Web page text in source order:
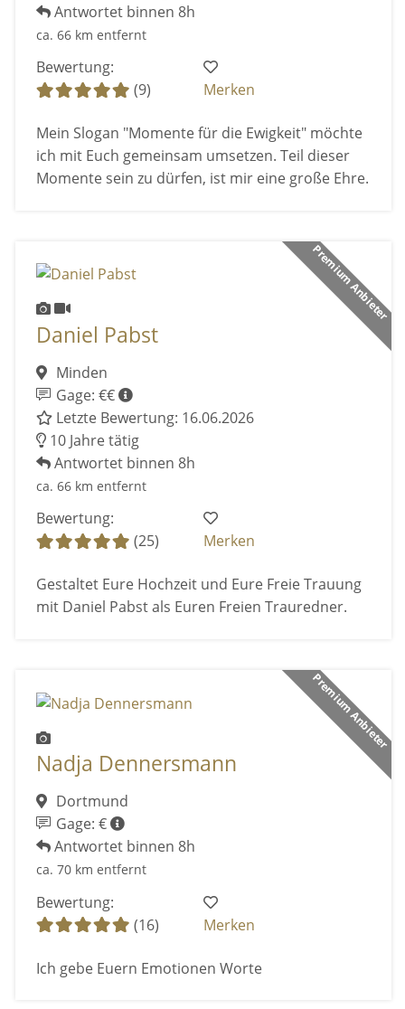
Antwortet binnen 8h
ca. 66 km entfernt
Bewertung:
(9)
Merken
Mein Slogan "Momente für die Ewigkeit" möchte
ich mit Euch gemeinsam umsetzen. Teil dieser
Momente sein zu dürfen, ist mir eine große Ehre.
Premium Anbieter
Daniel Pabst
Minden
Gage: €€
Letzte Bewertung: 16.06.2026
10 Jahre tätig
Antwortet binnen 8h
ca. 66 km entfernt
Bewertung:
(25)
Merken
Gestaltet Eure Hochzeit und Eure Freie Trauung
mit Daniel Pabst als Euren Freien Trauredner.
Premium Anbieter
Nadja Dennersmann
Dortmund
Gage: €
Antwortet binnen 8h
ca. 70 km entfernt
Bewertung:
(16)
Merken
Ich gebe Euern Emotionen Worte